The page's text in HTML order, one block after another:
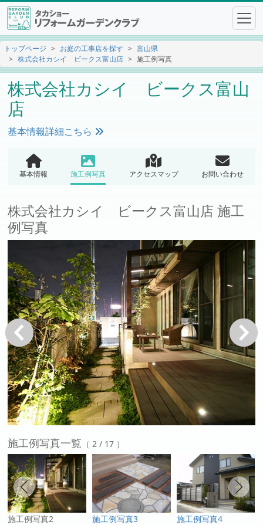
トップページ お庭の工事店を探す
富山県
株式会社カシイ ビークス富山店
施工例写真
株式会社カシイ ビークス富山
店
基本情報詳細こちら
基本情報 施工例写真 アクセスマップ お問い合わせ
株式会社カシイ ビークス富山店 施工
例写真
戻る 次へ
施工例写真一覧 （ 2 / 17 ）
施工例写真2 施工例写真3 施工例写真4